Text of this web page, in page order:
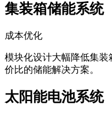
集装箱储能系统
成本优化
模块化设计大幅降低集
价比的储能解决方案。
太阳能电池系统